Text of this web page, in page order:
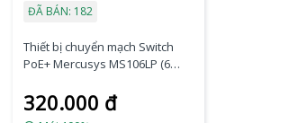
ĐÃ BÁN: 182
Thiết bị chuyển mạch Switch
PoE+ Mercusys MS106LP (6
320.000 đ